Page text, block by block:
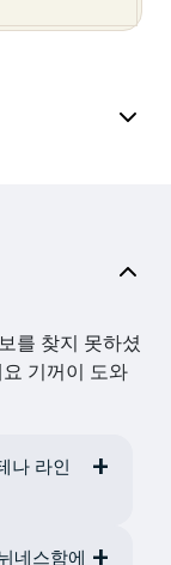
를 찾지 못하셨
기꺼이 도와
나 라인
네스함에